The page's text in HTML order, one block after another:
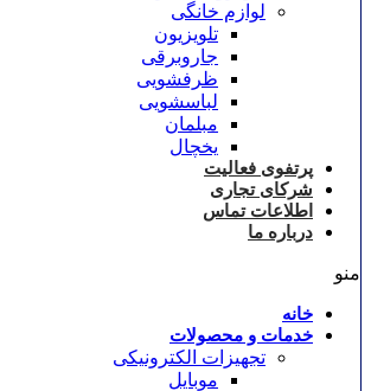
لوازم خانگی
تلویزیون
جاروبرقی
ظرفشویی
لباسشویی
مبلمان
یخچال
پرتفوی فعالیت
شرکای تجاری
اطلاعات تماس
درباره ما
منو
خانه
خدمات و محصولات
تجهیزات الکترونیکی
موبایل